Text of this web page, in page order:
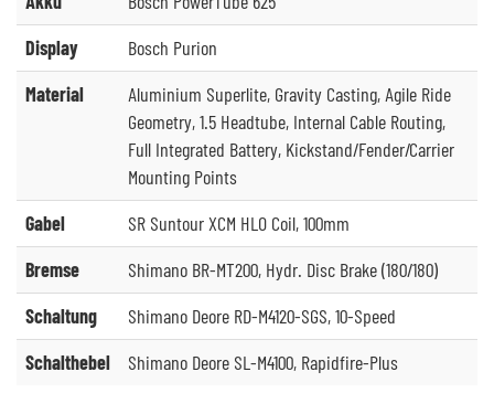
Display
Bosch Purion
Material
Aluminium Superlite, Gravity Casting, Agile Ride
Geometry, 1.5 Headtube, Internal Cable Routing,
Full Integrated Battery, Kickstand/Fender/Carrier
Mounting Points
Gabel
SR Suntour XCM HLO Coil, 100mm
Bremse
Shimano BR-MT200, Hydr. Disc Brake (180/180)
Schaltung
Shimano Deore RD-M4120-SGS, 10-Speed
Schalthebel
Shimano Deore SL-M4100, Rapidfire-Plus